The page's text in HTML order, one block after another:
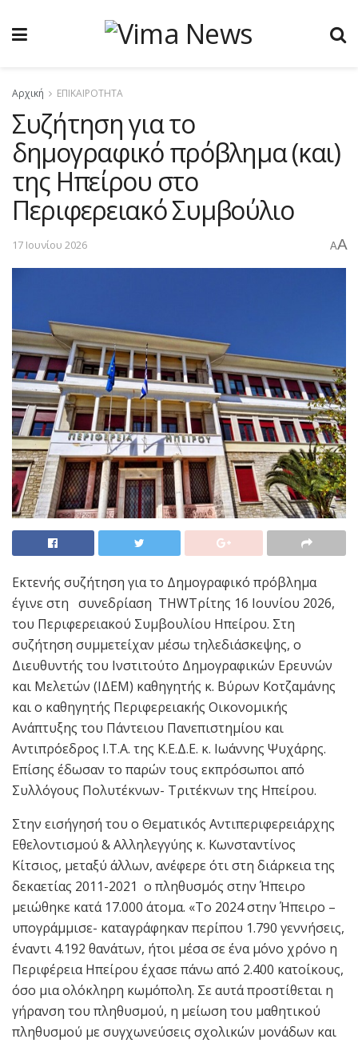
Αρχική ΕΠΙΚΑΙΡΟΤΗΤΑ
Συζήτηση για το
δημογραφικό πρόβλημα (και)
της Ηπείρου στο
Περιφερειακό Συμβούλιο
17 Ιουνίου 2026 AA
Εκτενής συζήτηση για το Δημογραφικό πρόβλημα
έγινε στη συνεδρίαση THWΤρίτης 16 Ιουνίου 2026,
του Περιφερειακού Συμβουλίου Ηπείρου. Στη
συζήτηση συμμετείχαν μέσω τηλεδιάσκεψης, ο
Διευθυντής του Ινστιτούτο Δημογραφικών Ερευνών
και Μελετών (ΙΔΕΜ) καθηγητής κ. Βύρων Κοτζαμάνης
και ο καθηγητής Περιφερειακής Οικονομικής
Ανάπτυξης του Πάντειου Πανεπιστημίου και
Αντιπρόεδρος Ι.Τ.Α. της Κ.Ε.Δ.Ε. κ. Ιωάννης Ψυχάρης.
Επίσης έδωσαν το παρών τους εκπρόσωποι από
Συλλόγους Πολυτέκνων- Τριτέκνων της Ηπείρου.
Στην εισήγησή του ο Θεματικός Αντιπεριφερειάρχης
Εθελοντισμού & Αλληλεγγύης κ. Κωνσταντίνος
Κίτσιος, μεταξύ άλλων, ανέφερε ότι στη διάρκεια της
δεκαετίας 2011-2021 ο πληθυσμός στην Ήπειρο
μειώθηκε κατά 17.000 άτομα. «Το 2024 στην Ήπειρο –
υπογράμμισε- καταγράφηκαν περίπου 1.790 γεννήσεις,
έναντι 4.192 θανάτων, ήτοι μέσα σε ένα μόνο χρόνο η
Περιφέρεια Ηπείρου έχασε πάνω από 2.400 κατοίκους,
όσο μια ολόκληρη κωμόπολη. Σε αυτά προστίθεται η
γήρανση του πληθυσμού, η μείωση του μαθητικού
πληθυσμού με συγχωνεύσεις σχολικών μονάδων και